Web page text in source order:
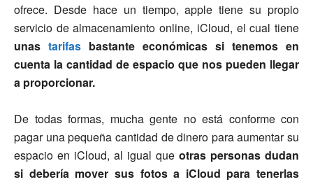
ofrece. Desde hace un tiempo, apple tiene su propio
servicio de almacenamiento online, iCloud, el cual tiene
unas tarifas bastante económicas si tenemos en
cuenta la cantidad de espacio que nos pueden llegar
a proporcionar.
De todas formas, mucha gente no está conforme con
pagar una pequeña cantidad de dinero para aumentar su
espacio en iCloud, al igual que otras personas dudan
si debería mover sus fotos a iCloud para tenerlas